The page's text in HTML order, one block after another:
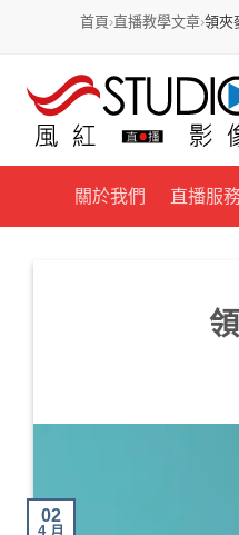
首頁›直播教學文章›領夾
關於我們 直播服
02
4 月